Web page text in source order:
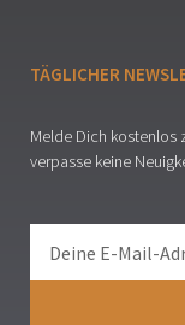
TÄGLICHER
Melde Dich kostenlos
verpasse keine